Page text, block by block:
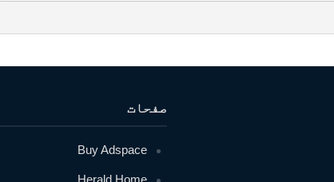
صفحات
Buy Adspace
Herald Home